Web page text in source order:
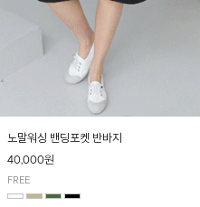
노말워싱 밴딩포켓 반바지
40,000원
FREE